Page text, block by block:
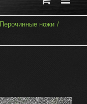
Перочинные ножи